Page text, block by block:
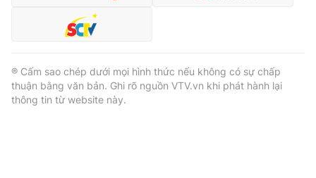
® Cấm sao chép dưới mọi hình thức nếu không có sự chấp
thuận bằng văn bản. Ghi rõ nguồn VTV.vn khi phát hành lại
thông tin từ website này.